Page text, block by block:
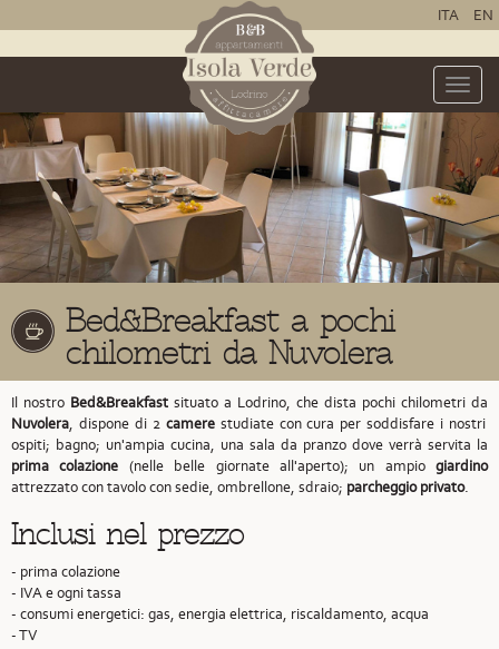
ITA EN
Toggle
Bed&Breakfast a pochi
chilometri da Nuvolera
Il nostro Bed&Breakfast situato a Lodrino, che dista pochi chilometri da
Nuvolera, dispone di 2 camerestudiate con cura per soddisfare i nostri
ospiti; bagno; un'ampia cucina, una sala da pranzo dove verrà servita la
prima colazione (nelle belle giornate all'aperto); un ampio giardino
attrezzato con tavolo con sedie, ombrellone, sdraio; parcheggio privato.
Inclusi nel prezzo
- prima colazione
- IVA e ogni tassa
- consumi energetici: gas, energia elettrica, riscaldamento, acqua
- TV